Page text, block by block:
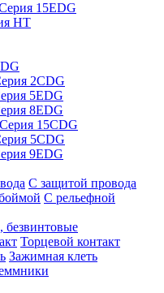
15EDG
HT
2CDG
5EDG
8EDG
Серия 15CDG
5CDG
9EDG
С защитой провода
C рельефной
Торцевой контакт
Зажимная клеть